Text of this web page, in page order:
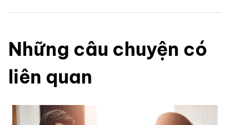
Những câu chuyện có
liên quan